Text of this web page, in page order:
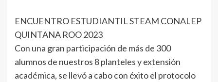
ENCUENTRO ESTUDIANTIL STEAM CONALEP
QUINTANA ROO 2023
Con una gran participación de más de 300
alumnos de nuestros 8 planteles y extensión
académica, se llevó a cabo con éxito el protocolo